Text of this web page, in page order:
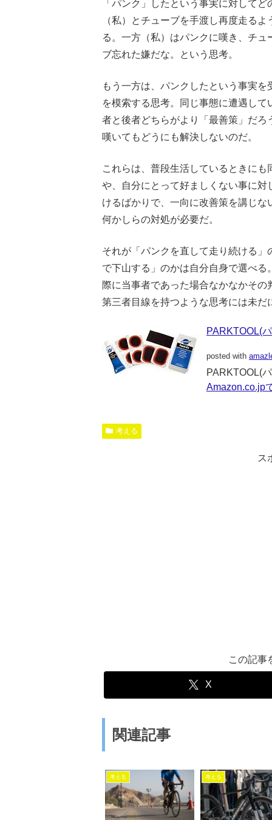
「パンク」したという事実に対して
（私）とチューブを手渡し再度走る
る。一方（私）はパンクに嘆き、チ
ブ忘れた嫌だな。という思考。
もう一方は、パンクしたという事実
を模索する思考。同じ事態に遭遇し
者と後者どちらがより「最善策」だ
嘆いてもどうにも解決しないのだ。
これらは、普段生活しているときに
や、自分にとって好ましくない事に
けるばかりで、一向に改善策を講じ
何かしらの対処が必要だ。
それが「パンクを直して走り続ける
で下山する」のかは自分自身で選べ
際に当事者であった場合なかなかそ
第三者目線を持つような思考には未だ
PARKTOOL(
posted with
PARKTOOL(
Amazon.co.jp
考える
ス
この記事
X
関連記事
考える 考える